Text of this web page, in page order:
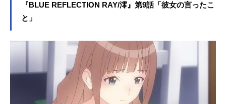
ち。そして今、１つの願いが叶おう
剣』を原点に、新たな少女たちの物
先陣を切って、TVアニメ『BLUERE
FLECTIONRAY/澪』が“アニメイズ
ム”枠ほかにて好評放送中です。この
たび、第8話のあらすじと先行カット
が公開されました！陽桜莉（CV:石見
舞菜香）の目の前で少女からフラグ
『BLUE REFLECTION RAY/澪』第9話「彼女の言ったこ
と」